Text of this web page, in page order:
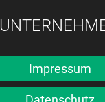
Impressum